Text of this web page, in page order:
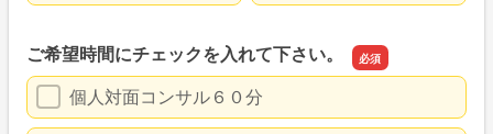
ご希望時間にチェックを入れて下さい。
個人対面コンサル６０分